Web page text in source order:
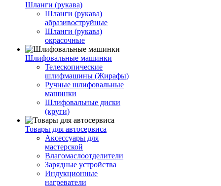
Шланги (рукава)
Шланги (рукава)
абразивоструйные
Шланги (рукава)
окрасочные
Шлифовальные машинки
Телескопические
шлифмашины (Жирафы)
Ручные шлифовальные
машинки
Шлифовальные диски
(круги)
Товары для автосервиса
Аксессуары для
мастерской
Влагомаслоотделители
Зарядные устройства
Индукционные
нагреватели